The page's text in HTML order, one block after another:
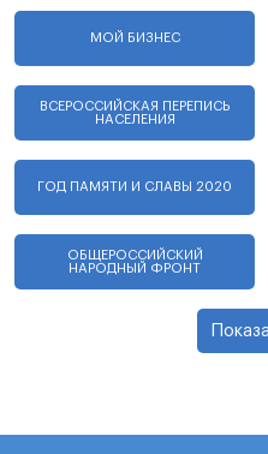
МОЙ БИЗНЕС
ВСЕРОССИЙСКАЯ ПЕРЕПИСЬ
НАСЕЛЕНИЯ
ГОД ПАМЯТИ И СЛАВЫ 2020
ОБЩЕРОССИЙСКИЙ
НАРОДНЫЙ ФРОНТ